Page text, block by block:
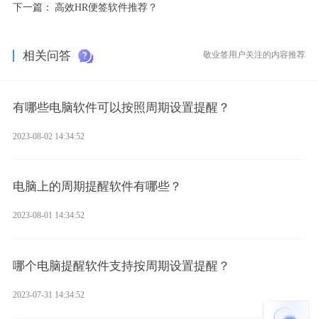
下一篇： 高效HR便签软件推荐？
相关问答 敬业签用户关注的内容推荐
有哪些电脑软件可以按照周期设置提醒？
2023-08-02 14:34:52
电脑上的周期提醒软件有哪些？
2023-08-01 14:34:52
哪个电脑提醒软件支持按周期设置提醒？
2023-07-31 14:34:52